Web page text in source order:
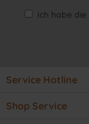
Ich habe die
Service Hotline
Shop Service